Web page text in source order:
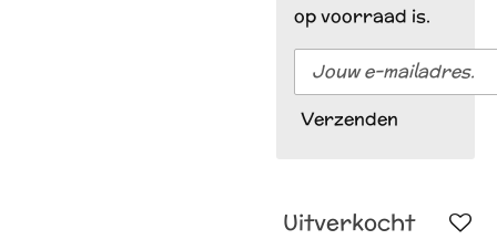
op voorraad is.
Verzenden
Uitverkocht